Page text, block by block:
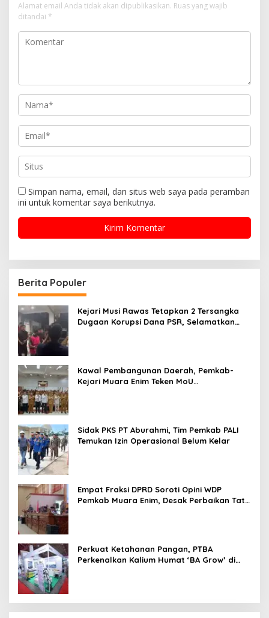
Alamat email Anda tidak akan dipublikasikan. Ruas yang wajib
ditandai *
Simpan nama, email, dan situs web saya pada peramban
ini untuk komentar saya berikutnya.
Berita Populer
Kejari Musi Rawas Tetapkan 2 Tersangka
Dugaan Korupsi Dana PSR, Selamatkan
Kawal Pembangunan Daerah, Pemkab-
Kejari Muara Enim Teken MoU
Sidak PKS PT Aburahmi, Tim Pemkab PALI
Temukan Izin Operasional Belum Kelar
Empat Fraksi DPRD Soroti Opini WDP
Pemkab Muara Enim, Desak Perbaikan Tata
Perkuat Ketahanan Pangan, PTBA
Perkenalkan Kalium Humat ‘BA Grow’ di